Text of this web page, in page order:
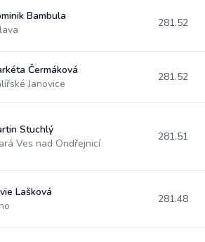
Bambula
281.52
Čermáková
Janovice
281.52
Stuchlý
Ves nad Ondřejnicí
281.51
Lašková
281.48